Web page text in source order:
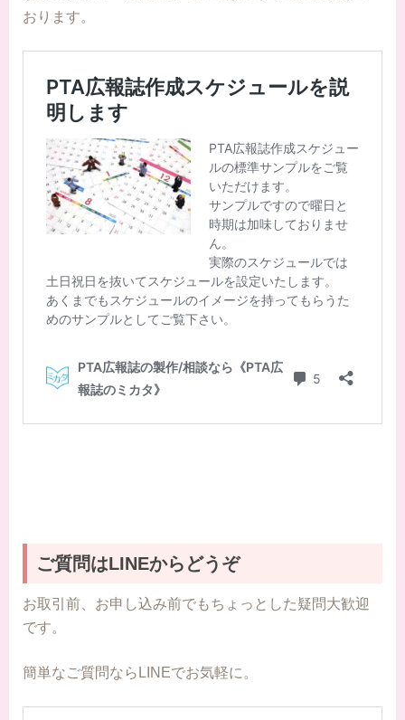
おります。
ご質問はLINEからどうぞ
お取引前、お申し込み前でもちょっとした疑問大歓迎
です。
簡単なご質問ならLINEでお気軽に。